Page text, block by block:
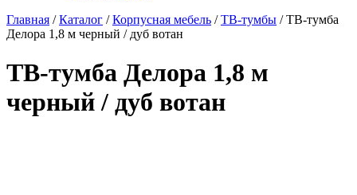
Главная /Каталог /Корпусная мебель /ТВ-тумбы /ТВ-тумба
Делора 1,8 м черный / дуб вотан
ТВ-тумба Делора 1,8 м
черный / дуб вотан